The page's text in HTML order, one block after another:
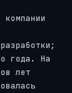
года. На
лет